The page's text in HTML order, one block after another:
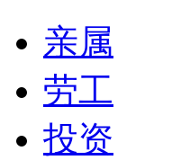
亲属
劳工
投资